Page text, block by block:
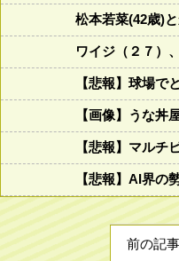
松本若菜(42歳)
ワイジ（２７）
【悲報】球場
【画像】うな丼
【悲報】マル
【悲報】AI界の
前の記事